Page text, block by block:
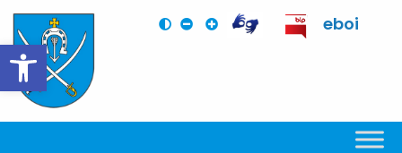
Otwórz pasek narzędzi
eboi